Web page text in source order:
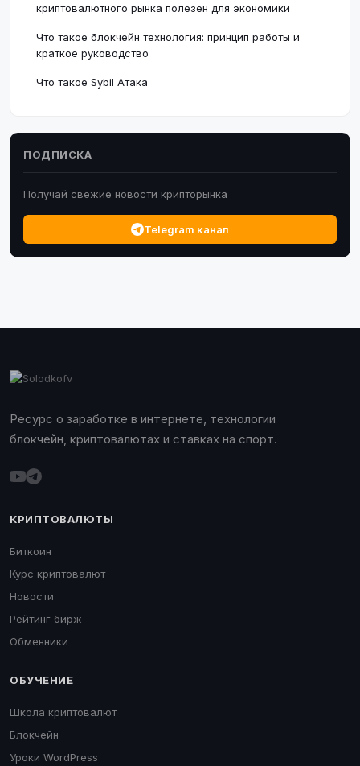
криптовалютного рынка полезен для экономики
Что такое блокчейн технология: принцип работы и
краткое руководство
Что такое Sybil Атака
ПОДПИСКА
Получай свежие новости крипторынка
Telegram канал
Ресурс о заработке в интернете, технологии
блокчейн, криптовалютах и ставках на спорт.
КРИПТОВАЛЮТЫ
Биткоин
Курс криптовалют
Новости
Рейтинг бирж
Обменники
ОБУЧЕНИЕ
Школа криптовалют
Блокчейн
Уроки WordPress